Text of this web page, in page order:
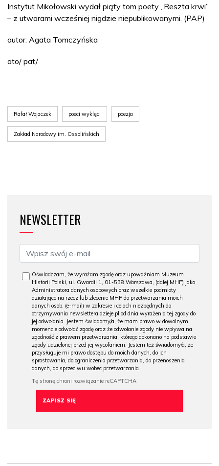
Instytut Mikołowski wydał piąty tom poety „Reszta krwi”
– z utworami wcześniej nigdzie niepublikowanymi. (PAP)
autor: Agata Tomczyńska
ato/ pat/
Rafał Wojaczek poeci wyklęci poezja
Zakład Narodowy im. Ossolińskich
NEWSLETTER
Oświadczam, że wyrażam zgodę oraz upoważniam Muzeum
Historii Polski, ul. Gwardii 1, 01-538 Warszawa, (dalej MHP) jako
Administratora danych osobowych oraz wszelkie podmioty
działające na rzecz lub zlecenie MHP do przetwarzania moich
danych osob. (e-mail) w zakresie i celach niezbędnych do
otrzymywania newslettera dzieje.pl od dnia wyrażenia tej zgody do
jej odwołania. Jestem świadomy/a, że mam prawo w dowolnym
momencie odwołać zgodę oraz że odwołanie zgody nie wpływa na
zgodność z prawem przetwarzania, którego dokonano na podstawie
zgody udzielonej przed jej wycofaniem. Jestem też świadomy/a, że
przysługuje mi prawo dostępu do moich danych, do ich
sprostowania, do ograniczenia przetwarzania, do przenoszenia
danych, do sprzeciwu wobec przetwarzania.